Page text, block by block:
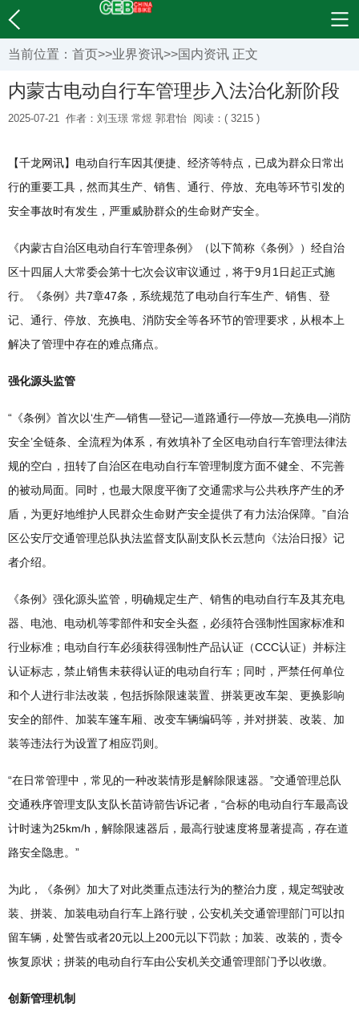
当前位置： 首页>>业界资讯>>国内资讯 正文
内蒙古电动自行车管理步入法治化新阶段
2025-07-21 作者：刘玉璟 常煜 郭君怡 阅读：( 3215 )
【千龙网讯】电动自行车因其便捷、经济等特点，已成为群众日常出
行的重要工具，然而其生产、销售、通行、停放、充电等环节引发的
安全事故时有发生，严重威胁群众的生命财产安全。
《内蒙古自治区电动自行车管理条例》（以下简称《条例》）经自治
区十四届人大常委会第十七次会议审议通过，将于9月1日起正式施
行。《条例》共7章47条，系统规范了电动自行车生产、销售、登
记、通行、停放、充换电、消防安全等各环节的管理要求，从根本上
解决了管理中存在的难点痛点。
强化源头监管
“《条例》首次以‘生产—销售—登记—道路通行—停放—充换电—消防
安全’全链条、全流程为体系，有效填补了全区电动自行车管理法律法
规的空白，扭转了自治区在电动自行车管理制度方面不健全、不完善
的被动局面。同时，也最大限度平衡了交通需求与公共秩序产生的矛
盾，为更好地维护人民群众生命财产安全提供了有力法治保障。”自治
区公安厅交通管理总队执法监督支队副支队长云慧向《法治日报》记
者介绍。
《条例》强化源头监管，明确规定生产、销售的电动自行车及其充电
器、电池、电动机等零部件和安全头盔，必须符合强制性国家标准和
行业标准；电动自行车必须获得强制性产品认证（CCC认证）并标注
认证标志，禁止销售未获得认证的电动自行车；同时，严禁任何单位
和个人进行非法改装，包括拆除限速装置、拼装更改车架、更换影响
安全的部件、加装车篷车厢、改变车辆编码等，并对拼装、改装、加
装等违法行为设置了相应罚则。
“在日常管理中，常见的一种改装情形是解除限速器。”交通管理总队
交通秩序管理支队支队长苗诗箭告诉记者，“合标的电动自行车最高设
计时速为25km/h，解除限速器后，最高行驶速度将显著提高，存在道
路安全隐患。”
为此，《条例》加大了对此类重点违法行为的整治力度，规定驾驶改
装、拼装、加装电动自行车上路行驶，公安机关交通管理部门可以扣
留车辆，处警告或者20元以上200元以下罚款；加装、改装的，责令
恢复原状；拼装的电动自行车由公安机关交通管理部门予以收缴。
创新管理机制